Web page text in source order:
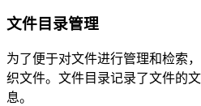
文件目录管理
为了便于对文件进行管理和检索
织文件。文件目录记录了文件的
息。